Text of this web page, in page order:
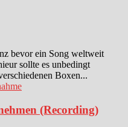
bevor ein Song weltweit
sollte es unbedingt
Boxen...
(Recording)